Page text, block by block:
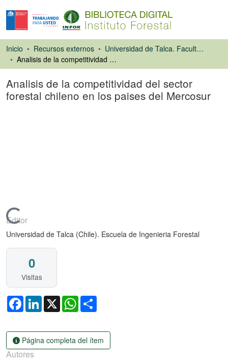
Inicio Recursos externos
Universidad de Talca. Facultad de Ciencias Forestales
Analisis de la competitividad del sector forestal chileno en los paises del Mercosur
Analisis de la competitividad del sector
forestal chileno en los paises del Mercosur
Cargando...
Editor
Universidad de Talca (Chile). Escuela de Ingenieria Forestal
0
Visitas
FacebookLinkedIn
X WhatsApp
Página completa del ítem
Autores